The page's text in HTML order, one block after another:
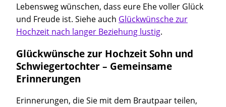
Lebensweg wünschen, dass eure Ehe voller Glück
und Freude ist. Siehe auch Glückwünsche zur
Hochzeit nach langer Beziehung lustig.
Glückwünsche zur Hochzeit Sohn und
Schwiegertochter – Gemeinsame
Erinnerungen
Erinnerungen, die Sie mit dem Brautpaar teilen,